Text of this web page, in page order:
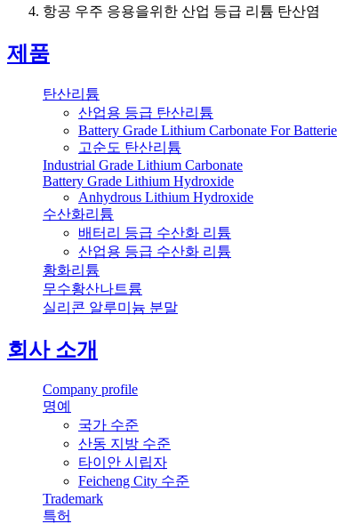
항공 우주 응용을위한 산업 등급 리튬 탄산염
제품
탄산리튬
산업용 등급 탄산리튬
Battery Grade Lithium Carbonate For
고순도 탄산리튬
Industrial Grade Lithium Carbonate
Battery Grade Lithium Hydroxide
Anhydrous Lithium Hydroxide
수산화리튬
배터리 등급 수산화 리튬
산업용 등급 수산화 리튬
황화리튬
무수황산나트륨
실리콘 알루미늄 분말
회사 소개
Company profile
명예
국가 수준
산동 지방 수준
타이안 시립자
Feicheng City 수준
Trademark
특허